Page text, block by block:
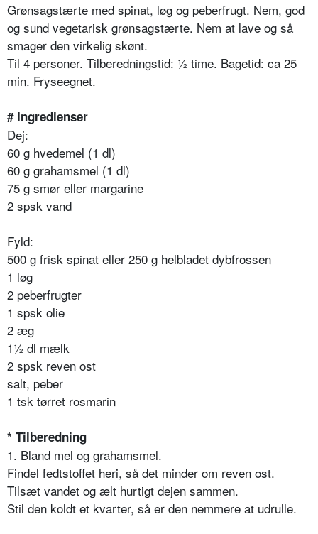
Grønsagstærte med spinat, løg og peberfrugt. Nem, god
og sund vegetarisk grønsagstærte. Nem at lave og så
smager den virkelig skønt.
Til 4 personer. Tilberedningstid: ½ time. Bagetid: ca 25
min. Fryseegnet.
# Ingredienser
Dej:
60 g hvedemel (1 dl)
60 g grahamsmel (1 dl)
75 g smør eller margarine
2 spsk vand
Fyld:
500 g frisk spinat eller 250 g helbladet dybfrossen
1 løg
2 peberfrugter
1 spsk olie
2 æg
1½ dl mælk
2 spsk reven ost
salt, peber
1 tsk tørret rosmarin
* Tilberedning
1. Bland mel og grahamsmel.
Findel fedtstoffet heri, så det minder om reven ost.
Tilsæt vandet og ælt hurtigt dejen sammen.
Stil den koldt et kvarter, så er den nemmere at udrulle.